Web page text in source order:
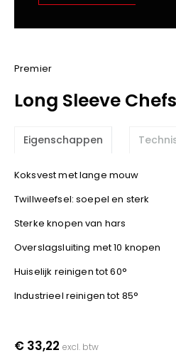
OXXA
Premier
Promodoro
Safety Jogger
Spiro
Stanley/Stella
TowelCity
Premier
Long Sleeve
Eigenschappen
Koksvest met lange mouw
Twillweefsel: soepel en sterk
Sterke knopen van hars
Overslagsluiting met 10 knopen
Huiselijk reinigen tot 60°
Industrieel reinigen tot 85°
€ 33,22 excl. btw